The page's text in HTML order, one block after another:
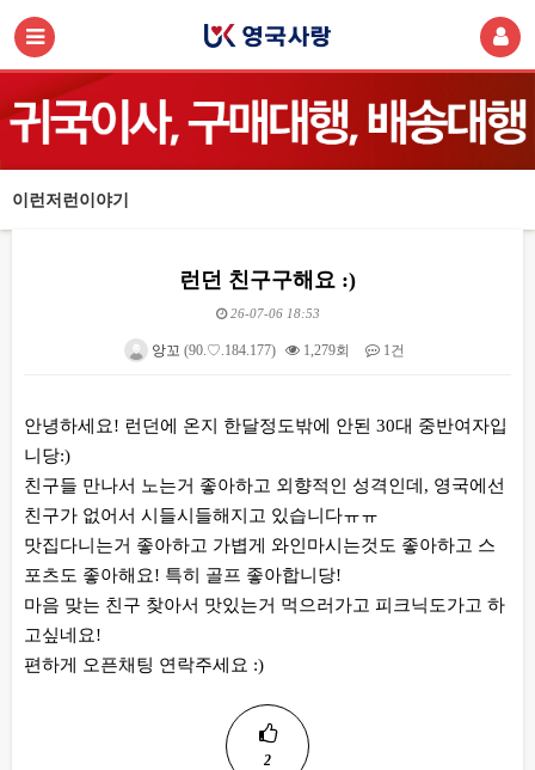
이런저런이야기
런던 친구구해요 :)
26-07-06 18:53
앙꼬 (90.♡.184.177) 1,279회 1건
안녕하세요! 런던에 온지 한달정도밖에 안된 30대 중반여자입
니당:)
친구들 만나서 노는거 좋아하고 외향적인 성격인데, 영국에선
친구가 없어서 시들시들해지고 있습니다ㅠㅠ
맛집다니는거 좋아하고 가볍게 와인마시는것도 좋아하고 스
포츠도 좋아해요! 특히 골프 좋아합니당!
마음 맞는 친구 찾아서 맛있는거 먹으러가고 피크닉도가고 하
고싶네요!
편하게 오픈채팅 연락주세요 :)
2